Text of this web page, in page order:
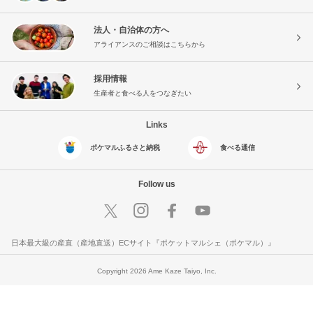
法人・自治体の方へ
アライアンスのご相談はこちらから
採用情報
生産者と食べる人をつなぎたい
Links
ポケマルふるさと納税 食べる通信
Follow us
日本最大級の産直（産地直送）ECサイト『ポケットマルシェ（ポケマル）』
Copyright 2026 Ame Kaze Taiyo, Inc.